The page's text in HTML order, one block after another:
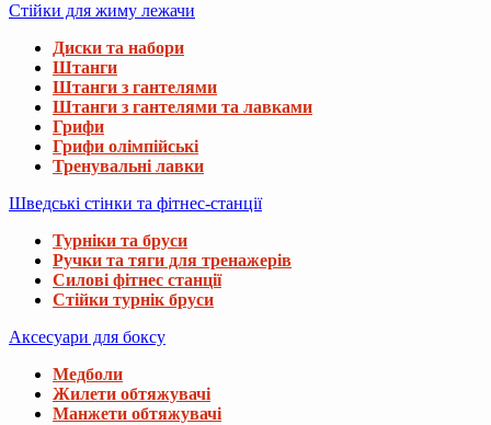
Стійки для жиму лежачи
Диски та набори
Штанги
Штанги з гантелями
Штанги з гантелями та лавками
Грифи
Грифи олімпійські
Тренувальні лавки
Шведські стінки та фітнес-станції
Турніки та бруси
Ручки та тяги для тренажерів
Силові фітнес станції
Стійки турнік бруси
Аксесуари для боксу
Медболи
Жилети обтяжувачі
Манжети обтяжувачі